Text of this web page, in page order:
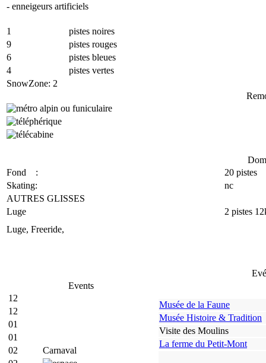
- enneigeurs artificiels
1
pistes noires
9
pistes rouges
6
pistes bleues
4
pistes vertes
SnowZone: 2
Fond :
20 pistes
Skating:
nc
AUTRES GLISSES
Luge
2 pistes
Luge, Freeride,
Events
12
12
01
01
02
Carnaval
Musée de la Faune
Musée Histoire & Tradition
Visite des Moulins
La ferme du Petit-Mont